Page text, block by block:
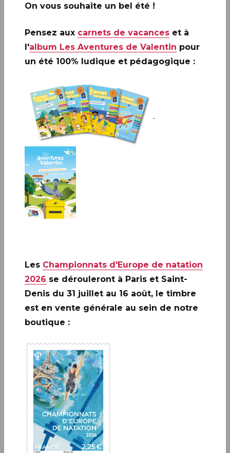
Conçu par des enseignants et conforme aux programmes
scolaires, il permet aux enfants de réviser lefrançais
mathématiques
et de questionner le monde
tout en
Petit plus, notre carnet de vacances permet aussi de
découvrir le monde postal
De quoi est composé le carnet
de Vacances ?
23 séquences de révision en mathématiques, français
On vous souhaite un bel été !
Pensez aux carnets de vacances et à
l'album Les Aventures de Valentin pour
un été 100% ludique et pédagogique :
Les Championnats d'Europe de natation
2026 se dérouleront à Paris et Saint-
Denis du 31 juillet au 16 août, le timbre
est en vente générale au sein de notre
boutique :